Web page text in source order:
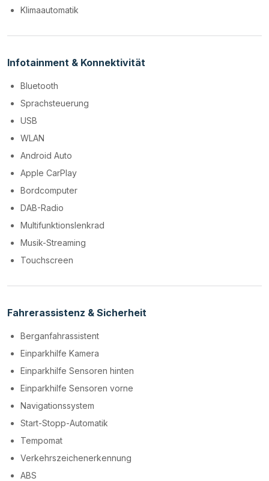
Klimaautomatik
Infotainment & Konnektivität
Bluetooth
Sprachsteuerung
USB
WLAN
Android Auto
Apple CarPlay
Bordcomputer
DAB-Radio
Multifunktionslenkrad
Musik-Streaming
Touchscreen
Fahrerassistenz & Sicherheit
Berganfahrassistent
Einparkhilfe Kamera
Einparkhilfe Sensoren hinten
Einparkhilfe Sensoren vorne
Navigationssystem
Start-Stopp-Automatik
Tempomat
Verkehrszeichenerkennung
ABS